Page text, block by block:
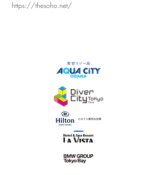
https://thesoho.net/